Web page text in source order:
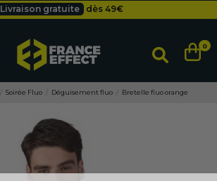
Livraison gratuite dès 49€
Livraison gratuite dès 49 0
Soirée Fluo Déguisement fluo Bretelle fluo orange